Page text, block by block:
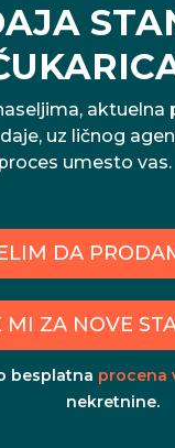
aktuelna
uz ličnog
umesto vas.
DA
MI ZA NOVE
besplatna procena
nekretnine.